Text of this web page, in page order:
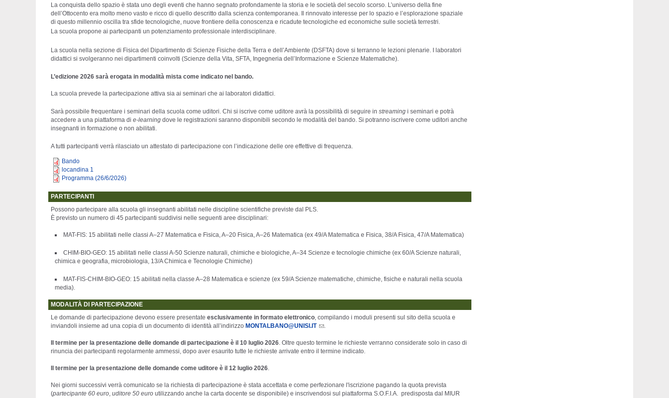
La conquista dello spazio è stata uno degli eventi che hanno segnato profondamente la storia e le società del secolo scorso. L’universo della fine
dell’Ottocento era molto meno vasto e ricco di quello descritto dalla scienza contemporanea. Il rinnovato interesse per lo spazio e l’esplorazione spaziale
di questo millennio oscilla tra sfide tecnologiche, nuove frontiere della conoscenza e ricadute tecnologiche ed economiche sulle società terrestri.
La scuola propone ai partecipanti un potenziamento professionale interdisciplinare.
La scuola nella sezione di Fisica del Dipartimento di Scienze Fisiche della Terra e dell’Ambiente (DSFTA) dove si terranno le lezioni plenarie. I laboratori
didattici si svolgeranno nei dipartimenti coinvolti (Scienze della Vita, SFTA, Ingegneria dell’Informazione e Scienze Matematiche).
L’edizione 2026 sarà erogata in modalità mista come indicato nel bando.
La scuola prevede la partecipazione attiva sia ai seminari che ai laboratori didattici.
Sarà possibile frequentare i seminari della scuola come uditori. Chi si iscrive come uditore avrà la possibilità di seguire in streaming i seminari e potrà
accedere a una piattaforma di e-learning dove le registrazioni saranno disponibili secondo le modalità del bando. Si potranno iscrivere come uditori anche
insegnanti in formazione o non abilitati.
A tutti partecipanti verrà rilasciato un attestato di partecipazione con l’indicazione delle ore effettive di frequenza.
Bando
locandina 1
Programma (26/6/2026)
PARTECIPANTI
Possono partecipare alla scuola gli insegnanti abilitati nelle discipline scientifiche previste dal PLS.
È previsto un numero di 45 partecipanti suddivisi nelle seguenti aree disciplinari:
MAT-FIS: 15 abilitati nelle classi A–27 Matematica e Fisica, A–20 Fisica, A–26 Matematica (ex 49/A Matematica e Fisica, 38/A Fisica, 47/A Matematica)
CHIM-BIO-GEO: 15 abilitati nelle classi A-50 Scienze naturali, chimiche e biologiche, A–34 Scienze e tecnologie chimiche (ex 60/A Scienze naturali,
chimica e geografia, microbiologia, 13/A Chimica e Tecnologie Chimiche)
MAT-FIS-CHIM-BIO-GEO: 15 abilitati nella classe A–28 Matematica e scienze (ex 59/A Scienze matematiche, chimiche, fisiche e naturali nella scuola
media).
MODALITÀ DI PARTECIPAZIONE
Le domande di partecipazione devono essere presentate esclusivamente in formato elettronico, compilando i moduli presenti sul sito della scuola e
inviandoli insieme ad una copia di un documento di identità all’indirizzo MONTALBANO@UNISI.IT .
Il termine per la presentazione delle domande di partecipazione è il 10 luglio 2026. Oltre questo termine le richieste verranno considerate solo in caso di
rinuncia dei partecipanti regolarmente ammessi, dopo aver esaurito tutte le richieste arrivate entro il termine indicato.
Il termine per la presentazione delle domande come uditore è il 12 luglio 2026.
Nei giorni successivi verrà comunicato se la richiesta di partecipazione è stata accettata e come perfezionare l'iscrizione pagando la quota prevista
(partecipante 60 euro, uditore 50 euro utilizzando anche la carta docente se disponibile) e inscrivendosi sul piattaforma S.O.F.I.A. predisposta dal MIUR